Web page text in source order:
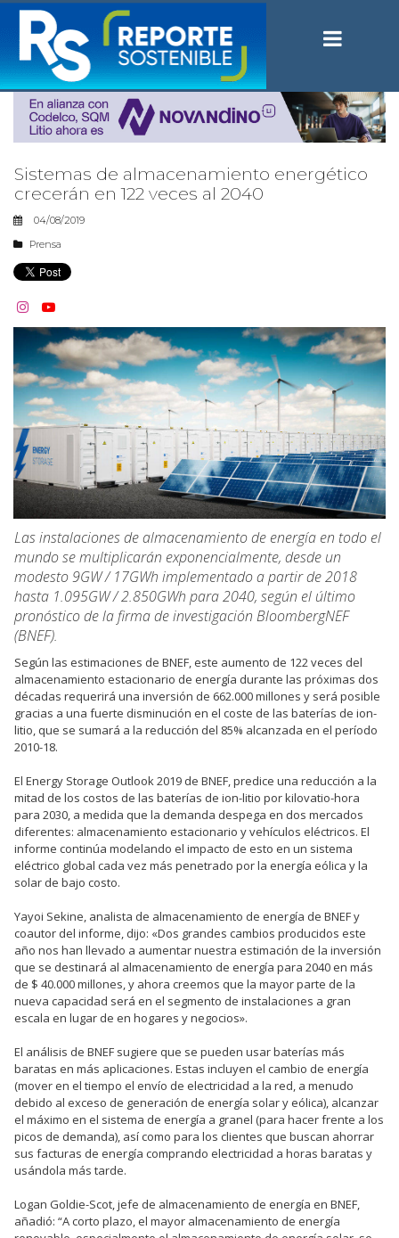
Sistemas de almacenamiento energético
crecerán en 122 veces al 2040
04/08/2019
Prensa
 
Las instalaciones de almacenamiento de energía en todo el
mundo se multiplicarán exponencialmente, desde un
modesto 9GW / 17GWh implementado a partir de 2018
hasta 1.095GW / 2.850GWh para 2040, según el último
pronóstico de la firma de investigación BloombergNEF
(BNEF).
Según las estimaciones de BNEF, este aumento de 122 veces del
almacenamiento estacionario de energía durante las próximas dos
décadas requerirá una inversión de 662.000 millones y será posible
gracias a una fuerte disminución en el coste de las baterías de ion-
litio, que se sumará a la reducción del 85% alcanzada en el período
2010-18.
El Energy Storage Outlook 2019 de BNEF, predice una reducción a la
mitad de los costos de las baterías de ion-litio por kilovatio-hora
para 2030, a medida que la demanda despega en dos mercados
diferentes: almacenamiento estacionario y vehículos eléctricos. El
informe continúa modelando el impacto de esto en un sistema
eléctrico global cada vez más penetrado por la energía eólica y la
solar de bajo costo.
Yayoi Sekine, analista de almacenamiento de energía de BNEF y
coautor del informe, dijo: «Dos grandes cambios producidos este
año nos han llevado a aumentar nuestra estimación de la inversión
que se destinará al almacenamiento de energía para 2040 en más
de $ 40.000 millones, y ahora creemos que la mayor parte de la
nueva capacidad será en el segmento de instalaciones a gran
escala en lugar de en hogares y negocios».
El análisis de BNEF sugiere que se pueden usar baterías más
baratas en más aplicaciones. Estas incluyen el cambio de energía
(mover en el tiempo el envío de electricidad a la red, a menudo
debido al exceso de generación de energía solar y eólica), alcanzar
el máximo en el sistema de energía a granel (para hacer frente a los
picos de demanda), así como para los clientes que buscan ahorrar
sus facturas de energía comprando electricidad a horas baratas y
usándola más tarde.
Logan Goldie-Scot, jefe de almacenamiento de energía en BNEF,
añadió: “A corto plazo, el mayor almacenamiento de energía